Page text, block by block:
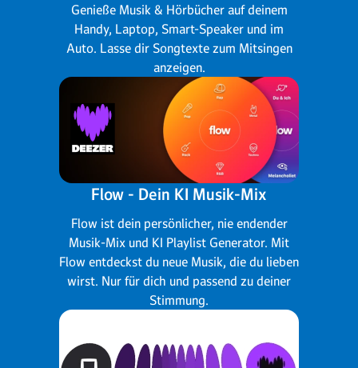
Genieße Musik & Hörbücher auf deinem
Handy, Laptop, Smart-Speaker und im
Auto. Lasse dir Songtexte zum Mitsingen
anzeigen.
Flow - Dein KI Musik-Mix
Flow ist dein persönlicher, nie endender
Musik-Mix und KI Playlist Generator. Mit
Flow entdeckst du neue Musik, die du lieben
wirst. Nur für dich und passend zu deiner
Stimmung.